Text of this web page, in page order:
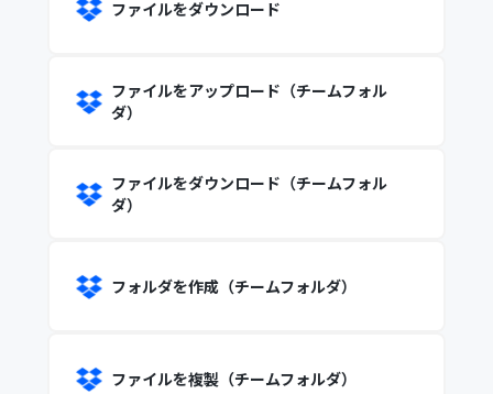
ファイルをダウンロード
ファイルをアップロード（チームフォル
ダ）
ファイルをダウンロード（チームフォル
ダ）
フォルダを作成（チームフォルダ）
ファイルを複製（チームフォルダ）